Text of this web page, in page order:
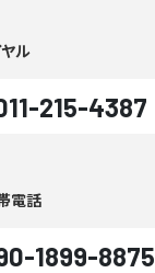
ル
215-4387
電話
1899-8875